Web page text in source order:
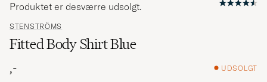
STENSTRÖMS
Fitted Body Shirt Blue
,-
UDSOLGT
Produktet er desværre udsolgt.